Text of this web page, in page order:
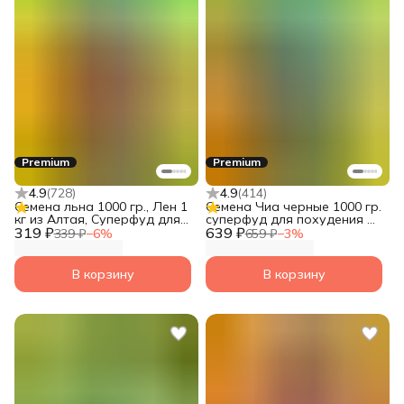
Premium
4.9(728)
319 ₽339 ₽−6%
Семена льна 1000 гр., Лен 1
кг из Алтая, Суперфуд для
похудения от Narmak.
В корзину
Premium
4.9(414)
639 ₽659 ₽−3%
Семена Чиа черные 1000 гр.
суперфуд для похудения от
Narmak
В корзину